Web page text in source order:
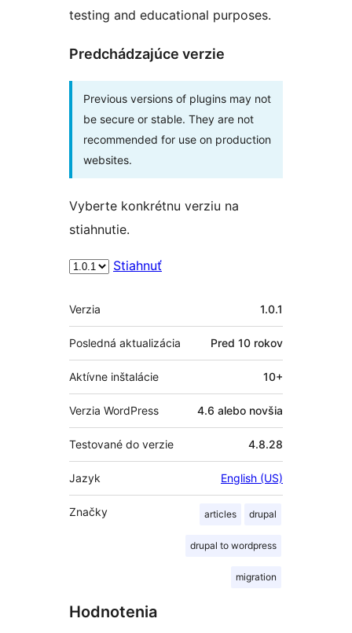
testing and educational purposes.
Predchádzajúce verzie
Previous versions of plugins may not
be secure or stable. They are not
recommended for use on production
websites.
Vyberte konkrétnu verziu na
stiahnutie.
Stiahnuť
Meta
Verzia 1.0.1
Posledná aktualizácia Pred 10 rokov
Aktívne inštalácie 10+
Verzia WordPress 4.6 alebo novšia
Testované do verzie 4.8.28
Jazyk English (US)
Značky articles drupal
drupal to wordpress
migration
Hodnotenia